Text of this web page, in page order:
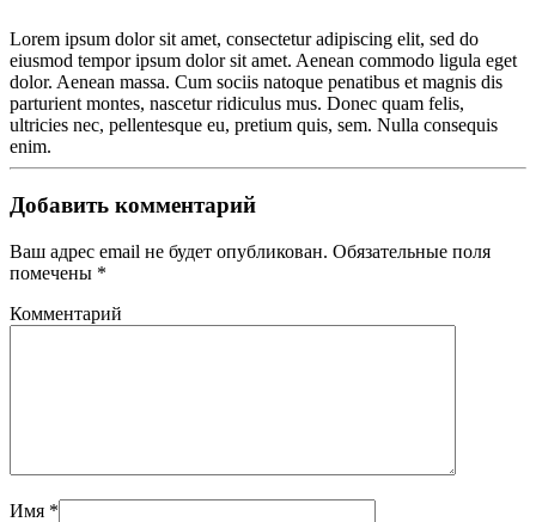
Lorem ipsum dolor sit amet, consectetur adipiscing elit, sed do
eiusmod tempor ipsum dolor sit amet. Aenean commodo ligula eget
dolor. Aenean massa. Cum sociis natoque penatibus et magnis dis
parturient montes, nascetur ridiculus mus. Donec quam felis,
ultricies nec, pellentesque eu, pretium quis, sem. Nulla consequis
enim.
Добавить комментарий
Ваш адрес email не будет опубликован. Обязательные поля
помечены *
Комментарий
Имя *